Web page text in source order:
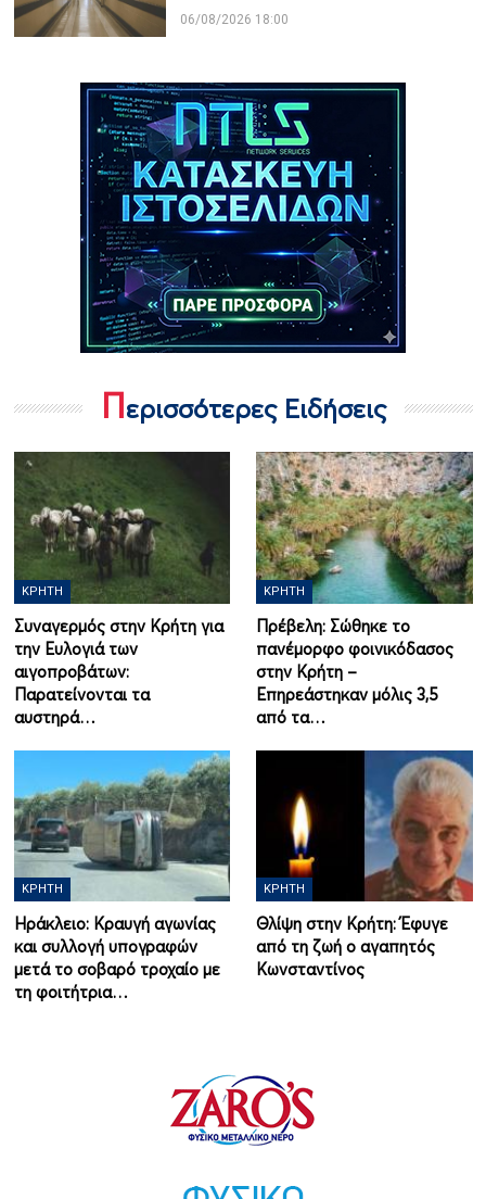
06/08/2026 18:00
Περισσότερες Ειδήσεις
ΚΡΉΤΗ
Συναγερμός στην Κρήτη για
την Ευλογιά των
αιγοπροβάτων:
Παρατείνονται τα
αυστηρά…
ΚΡΉΤΗ
Πρέβελη: Σώθηκε το
πανέμορφο φοινικόδασος
στην Κρήτη –
Επηρεάστηκαν μόλις 3,5
από τα…
ΚΡΉΤΗ
Ηράκλειο: Κραυγή αγωνίας
και συλλογή υπογραφών
μετά το σοβαρό τροχαίο με
τη φοιτήτρια…
ΚΡΉΤΗ
Θλίψη στην Κρήτη: Έφυγε
από τη ζωή ο αγαπητός
Κωνσταντίνος